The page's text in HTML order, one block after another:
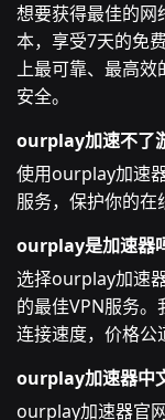
想要获得最佳的
本，享受7天的免
上最可靠、最高
安全。
ourplay加速不了
使用ourplay加速
服务，保护你的在
ourplay是加速器
选择ourplay加速
的最佳VPN服务
连接速度，价格公
ourplay加速器中
ourplay加速器官